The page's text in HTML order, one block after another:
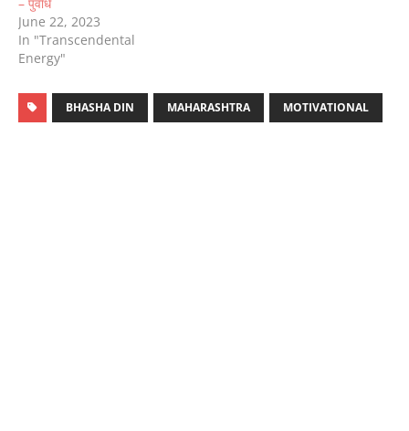
– पुर्वार्ध
June 22, 2023
In "Transcendental
Energy"
BHASHA DIN MAHARASHTRA MOTIVATIONAL